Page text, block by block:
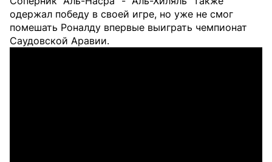
одержал победу в своей игре, но уже не смог
помешать Роналду впервые выиграть чемпионат
Саудовской Аравии.